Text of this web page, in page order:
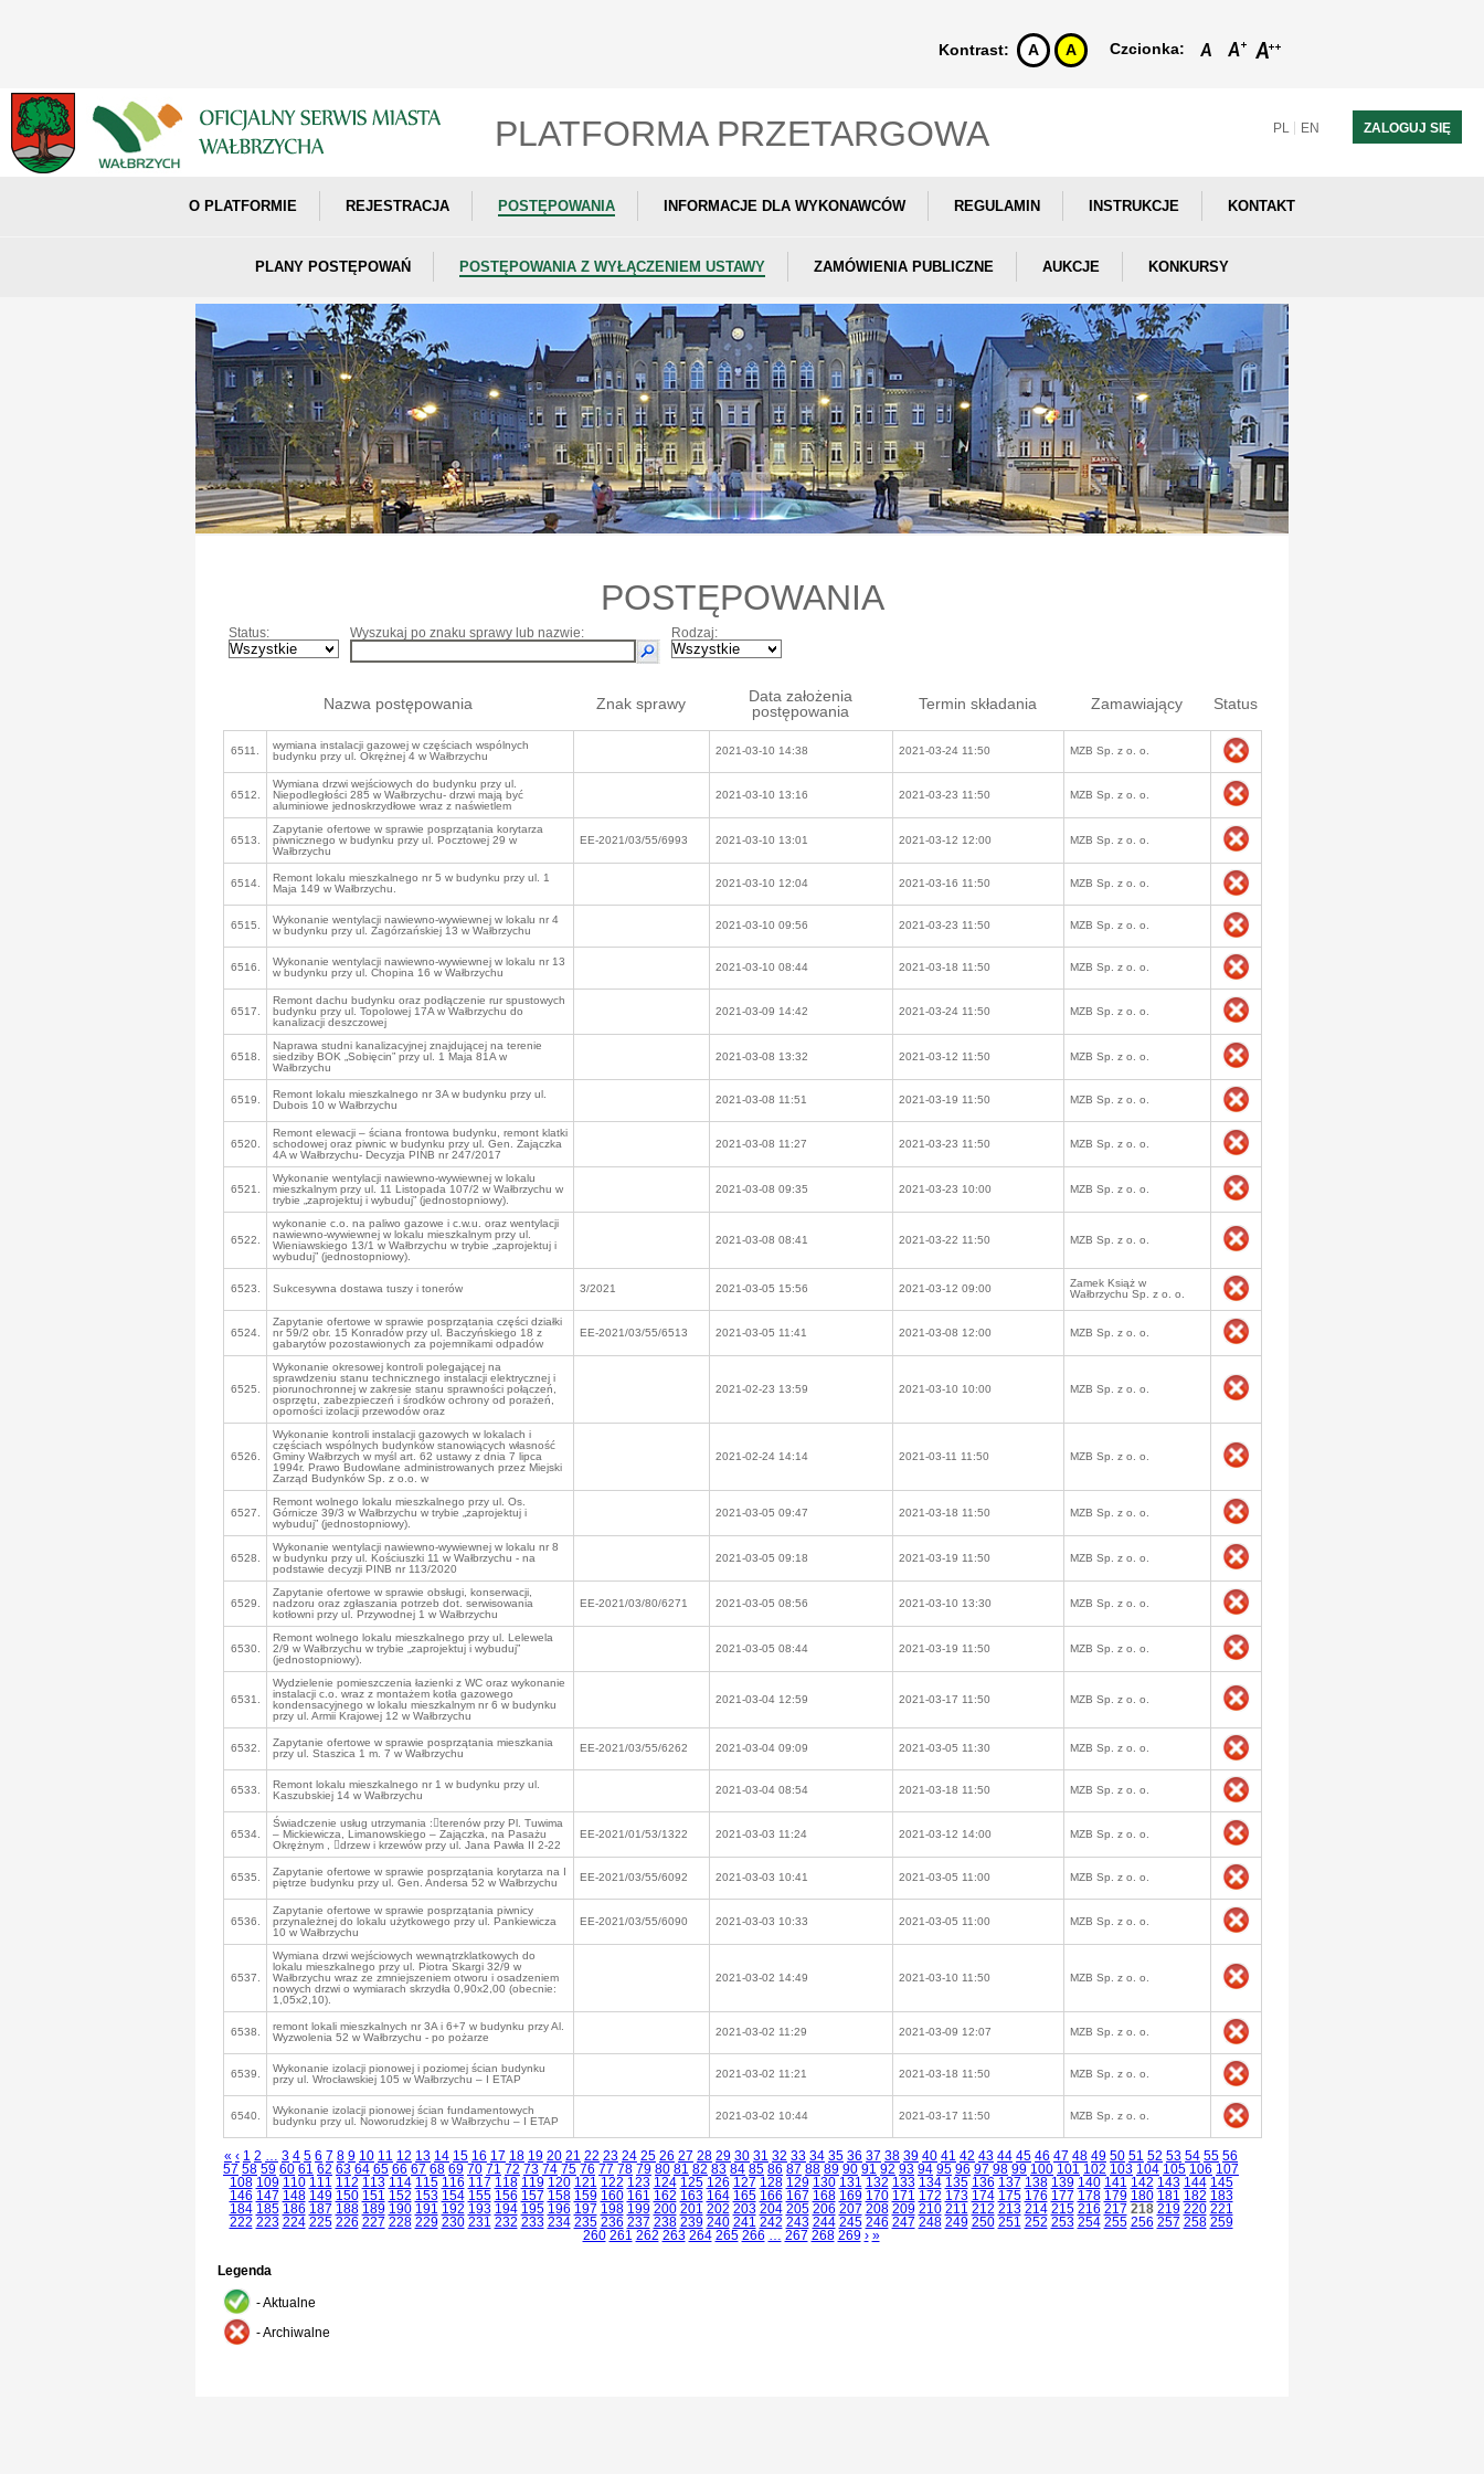
Czcionka:
Kontrast: A A
PLATFORMA PRZETARGOWA PL EN ZALOGUJ SIĘ
O PLATFORMIE REJESTRACJA POSTĘPOWANIA INFORMACJE DLA WYKONAWCÓW REGULAMIN INSTRUKCJE KONTAKT
PLANY POSTĘPOWAŃ POSTĘPOWANIA Z WYŁĄCZENIEM USTAWY ZAMÓWIENIA PUBLICZNE AUKCJE KONKURSY
POSTĘPOWANIA
Status: Wyszukaj po znaku sprawy lub nazwie: Rodzaj:
Nazwa postępowania Znak sprawy
Data założenia
postępowania
Termin składania Zamawiający Status
6511.
wymiana instalacji gazowej w częściach wspólnych
budynku przy ul. Okrężnej 4 w Wałbrzychu
2021-03-10 14:38 2021-03-24 11:50 MZB Sp. z o. o.
6512.
Wymiana drzwi wejściowych do budynku przy ul.
Niepodległości 285 w Wałbrzychu- drzwi mają być
aluminiowe jednoskrzydłowe wraz z naświetlem
2021-03-10 13:16 2021-03-23 11:50 MZB Sp. z o. o.
6513.
Zapytanie ofertowe w sprawie posprzątania korytarza
piwnicznego w budynku przy ul. Pocztowej 29 w
Wałbrzychu
EE-2021/03/55/6993 2021-03-10 13:01 2021-03-12 12:00 MZB Sp. z o. o.
6514.
Remont lokalu mieszkalnego nr 5 w budynku przy ul. 1
Maja 149 w Wałbrzychu.
2021-03-10 12:04 2021-03-16 11:50 MZB Sp. z o. o.
6515.
Wykonanie wentylacji nawiewno-wywiewnej w lokalu nr 4
w budynku przy ul. Zagórzańskiej 13 w Wałbrzychu
2021-03-10 09:56 2021-03-23 11:50 MZB Sp. z o. o.
6516.
Wykonanie wentylacji nawiewno-wywiewnej w lokalu nr 13
w budynku przy ul. Chopina 16 w Wałbrzychu
2021-03-10 08:44 2021-03-18 11:50 MZB Sp. z o. o.
6517.
Remont dachu budynku oraz podłączenie rur spustowych
budynku przy ul. Topolowej 17A w Wałbrzychu do
kanalizacji deszczowej
2021-03-09 14:42 2021-03-24 11:50 MZB Sp. z o. o.
6518.
Naprawa studni kanalizacyjnej znajdującej na terenie
siedziby BOK „Sobięcin” przy ul. 1 Maja 81A w
Wałbrzychu
2021-03-08 13:32 2021-03-12 11:50 MZB Sp. z o. o.
6519.
Remont lokalu mieszkalnego nr 3A w budynku przy ul.
Dubois 10 w Wałbrzychu
2021-03-08 11:51 2021-03-19 11:50 MZB Sp. z o. o.
6520.
Remont elewacji – ściana frontowa budynku, remont klatki
schodowej oraz piwnic w budynku przy ul. Gen. Zajączka
4A w Wałbrzychu- Decyzja PINB nr 247/2017
2021-03-08 11:27 2021-03-23 11:50 MZB Sp. z o. o.
6521.
Wykonanie wentylacji nawiewno-wywiewnej w lokalu
mieszkalnym przy ul. 11 Listopada 107/2 w Wałbrzychu w
trybie „zaprojektuj i wybuduj” (jednostopniowy).
2021-03-08 09:35 2021-03-23 10:00 MZB Sp. z o. o.
6522.
wykonanie c.o. na paliwo gazowe i c.w.u. oraz wentylacji
nawiewno-wywiewnej w lokalu mieszkalnym przy ul.
Wieniawskiego 13/1 w Wałbrzychu w trybie „zaprojektuj i
wybuduj” (jednostopniowy).
2021-03-08 08:41 2021-03-22 11:50 MZB Sp. z o. o.
6523. Sukcesywna dostawa tuszy i tonerów 3/2021 2021-03-05 15:56 2021-03-12 09:00
Zamek Książ w
Wałbrzychu Sp. z o. o.
6524.
Zapytanie ofertowe w sprawie posprzątania części działki
nr 59/2 obr. 15 Konradów przy ul. Baczyńskiego 18 z
gabarytów pozostawionych za pojemnikami odpadów
EE-2021/03/55/6513 2021-03-05 11:41 2021-03-08 12:00 MZB Sp. z o. o.
6525.
Wykonanie okresowej kontroli polegającej na
sprawdzeniu stanu technicznego instalacji elektrycznej i
piorunochronnej w zakresie stanu sprawności połączeń,
osprzętu, zabezpieczeń i środków ochrony od porażeń,
oporności izolacji przewodów oraz
2021-02-23 13:59 2021-03-10 10:00 MZB Sp. z o. o.
6526.
Wykonanie kontroli instalacji gazowych w lokalach i
częściach wspólnych budynków stanowiących własność
Gminy Wałbrzych w myśl art. 62 ustawy z dnia 7 lipca
1994r. Prawo Budowlane administrowanych przez Miejski
Zarząd Budynków Sp. z o.o. w
2021-02-24 14:14 2021-03-11 11:50 MZB Sp. z o. o.
6527.
Remont wolnego lokalu mieszkalnego przy ul. Os.
Górnicze 39/3 w Wałbrzychu w trybie „zaprojektuj i
wybuduj” (jednostopniowy).
2021-03-05 09:47 2021-03-18 11:50 MZB Sp. z o. o.
6528.
Wykonanie wentylacji nawiewno-wywiewnej w lokalu nr 8
w budynku przy ul. Kościuszki 11 w Wałbrzychu - na
podstawie decyzji PINB nr 113/2020
2021-03-05 09:18 2021-03-19 11:50 MZB Sp. z o. o.
6529.
Zapytanie ofertowe w sprawie obsługi, konserwacji,
nadzoru oraz zgłaszania potrzeb dot. serwisowania
kotłowni przy ul. Przywodnej 1 w Wałbrzychu
EE-2021/03/80/6271 2021-03-05 08:56 2021-03-10 13:30 MZB Sp. z o. o.
6530.
Remont wolnego lokalu mieszkalnego przy ul. Lelewela
2/9 w Wałbrzychu w trybie „zaprojektuj i wybuduj”
(jednostopniowy).
2021-03-05 08:44 2021-03-19 11:50 MZB Sp. z o. o.
6531.
Wydzielenie pomieszczenia łazienki z WC oraz wykonanie
instalacji c.o. wraz z montażem kotła gazowego
kondensacyjnego w lokalu mieszkalnym nr 6 w budynku
przy ul. Armii Krajowej 12 w Wałbrzychu
2021-03-04 12:59 2021-03-17 11:50 MZB Sp. z o. o.
6532.
Zapytanie ofertowe w sprawie posprzątania mieszkania
przy ul. Staszica 1 m. 7 w Wałbrzychu
EE-2021/03/55/6262 2021-03-04 09:09 2021-03-05 11:30 MZB Sp. z o. o.
6533.
Remont lokalu mieszkalnego nr 1 w budynku przy ul.
Kaszubskiej 14 w Wałbrzychu
2021-03-04 08:54 2021-03-18 11:50 MZB Sp. z o. o.
6534.
Świadczenie usług utrzymania :terenów przy Pl. Tuwima
– Mickiewicza, Limanowskiego – Zajączka, na Pasażu
Okrężnym , drzew i krzewów przy ul. Jana Pawła II 2-22
EE-2021/01/53/1322 2021-03-03 11:24 2021-03-12 14:00 MZB Sp. z o. o.
6535.
Zapytanie ofertowe w sprawie posprzątania korytarza na I
piętrze budynku przy ul. Gen. Andersa 52 w Wałbrzychu
EE-2021/03/55/6092 2021-03-03 10:41 2021-03-05 11:00 MZB Sp. z o. o.
6536.
Zapytanie ofertowe w sprawie posprzątania piwnicy
przynależnej do lokalu użytkowego przy ul. Pankiewicza
10 w Wałbrzychu
EE-2021/03/55/6090 2021-03-03 10:33 2021-03-05 11:00 MZB Sp. z o. o.
6537.
Wymiana drzwi wejściowych wewnątrzklatkowych do
lokalu mieszkalnego przy ul. Piotra Skargi 32/9 w
Wałbrzychu wraz ze zmniejszeniem otworu i osadzeniem
nowych drzwi o wymiarach skrzydła 0,90x2,00 (obecnie:
1,05x2,10).
2021-03-02 14:49 2021-03-10 11:50 MZB Sp. z o. o.
6538.
remont lokali mieszkalnych nr 3A i 6+7 w budynku przy Al.
Wyzwolenia 52 w Wałbrzychu - po pożarze
2021-03-02 11:29 2021-03-09 12:07 MZB Sp. z o. o.
6539.
Wykonanie izolacji pionowej i poziomej ścian budynku
przy ul. Wrocławskiej 105 w Wałbrzychu – I ETAP
2021-03-02 11:21 2021-03-18 11:50 MZB Sp. z o. o.
6540.
Wykonanie izolacji pionowej ścian fundamentowych
budynku przy ul. Noworudzkiej 8 w Wałbrzychu – I ETAP
2021-03-02 10:44 2021-03-17 11:50 MZB Sp. z o. o.
« ‹ 1 2 … 3 4 5 6 7 8 9 10 11 12 13 14 15 16 17 18 19 20 21 22 23 24 25 26 27 28 29 30 31 32 33 34 35 36 37 38 39 40 41 42 43 44 45 46 47 48 49 50 51 52 53 54 55 56
57 58 59 60 61 62 63 64 65 66 67 68 69 70 71 72 73 74 75 76 77 78 79 80 81 82 83 84 85 86 87 88 89 90 91 92 93 94 95 96 97 98 99 100 101 102 103 104 105 106 107
108 109 110 111 112 113 114 115 116 117 118 119 120 121 122 123 124 125 126 127 128 129 130 131 132 133 134 135 136 137 138 139 140 141 142 143 144 145
146 147 148 149 150 151 152 153 154 155 156 157 158 159 160 161 162 163 164 165 166 167 168 169 170 171 172 173 174 175 176 177 178 179 180 181 182 183
184 185 186 187 188 189 190 191 192 193 194 195 196 197 198 199 200 201 202 203 204 205 206 207 208 209 210 211 212 213 214 215 216 217 218 219 220 221
222 223 224 225 226 227 228 229 230 231 232 233 234 235 236 237 238 239 240 241 242 243 244 245 246 247 248 249 250 251 252 253 254 255 256 257 258 259
260 261 262 263 264 265 266 … 267 268 269 › »
Legenda
- Aktualne
- Archiwalne